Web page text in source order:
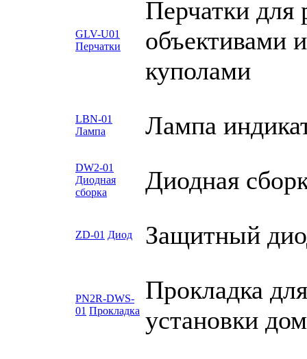
GLV-U01
Перчатки
Перчатки для
объективами
куполами
LBN-01
Лампа
Лампа
DW2-01
Диодная
сборка
Диодная
ZD-01 Диод Защитный
PN2R-DWS-
01 Прокладка
Прокладка
установки